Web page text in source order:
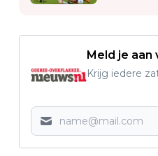
Meld je
Krijg iedere